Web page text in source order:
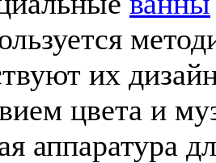
их
цвета и
аппаратура